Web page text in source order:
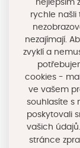
ŽernovaLibor
„Odhadujeme,
minimálně 80
zdroj tepla,
životnosti
Projekt vznikal
architekty,
nejlepším
rychle našli
nezajímají.
zvyklí a
cookies -
ve vašem
souhlasíte s
poskytovali
vašich
stránce